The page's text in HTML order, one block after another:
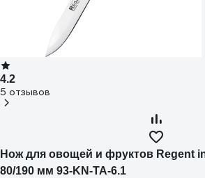
4.2
5 отзывов
Нож для овощей и фруктов Regent
80/190 мм 93-KN-TA-6.1